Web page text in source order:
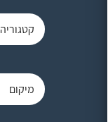
קטגוריה
מיקום